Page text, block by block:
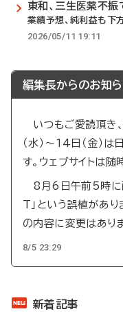
東和、三生医薬不
業績予想、純利益も下
2026/05/11 19:11
編集長からのお知
いつもご愛読頂き
（水）～14日（金）
す。ウェブサイトは随
8月6日午前5時に
T」という誤植があり
の内容に変更はあり
8/5 23:29
新着記事